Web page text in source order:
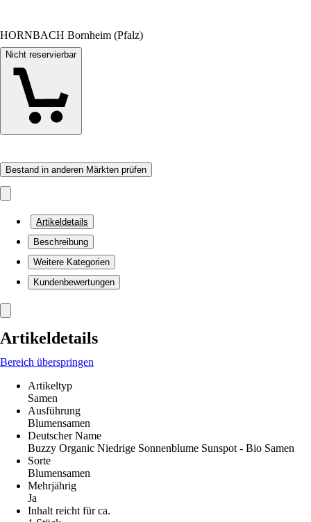
HORNBACH Bornheim (Pfalz)
Nicht reservierbar
Bestand in anderen Märkten prüfen
Artikeldetails
Beschreibung
Weitere Kategorien
Kundenbewertungen
Artikeldetails
Bereich überspringen
Artikeltyp
Samen
Ausführung
Blumensamen
Deutscher Name
Buzzy Organic Niedrige Sonnenblume Sunspot - Bio Samen
Sorte
Blumensamen
Mehrjährig
Ja
Inhalt reicht für ca.